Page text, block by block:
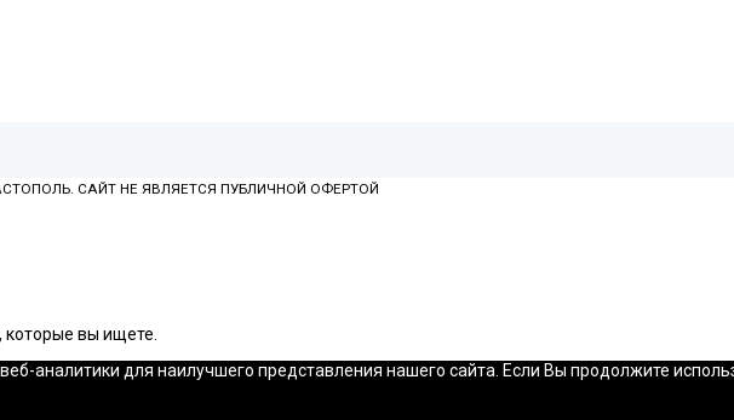
САЙТ НЕ ЯВЛЯЕТСЯ ПУБЛИЧНОЙ ОФЕРТОЙ
которые вы ищете.
аналитики для наилучшего представления нашего сайта. Если Вы продолжите